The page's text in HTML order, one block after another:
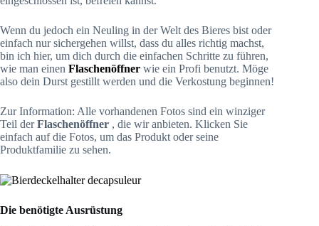
Wenn du jedoch ein Neuling in der Welt des Bieres bist oder
einfach nur sichergehen willst, dass du alles richtig machst,
bin ich hier, um dich durch die einfachen Schritte zu führen,
wie man einen Flaschenöffner wie ein Profi benutzt. Möge
also dein Durst gestillt werden und die Verkostung beginnen!
Zur Information: Alle vorhandenen Fotos sind ein winziger
Teil derFlaschenöffner , die wir anbieten. Klicken Sie
einfach auf die Fotos, um das Produkt oder seine
Produktfamilie zu sehen.
Die benötigte Ausrüstung